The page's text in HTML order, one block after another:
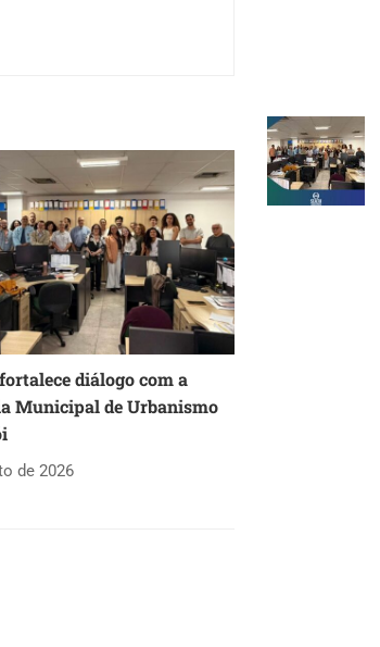
diálogo com a
Municipal de Urbanismo
de 2026